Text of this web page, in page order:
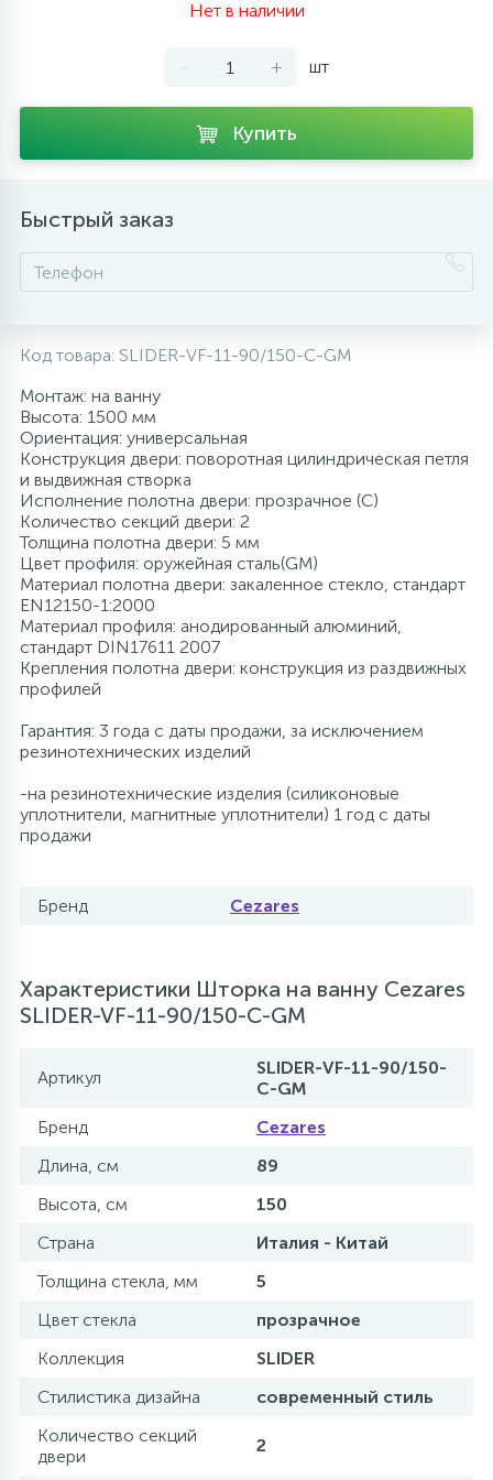
Душевые системы
Нет в наличии
- + шт
Купить
Быстрый заказ
Код товара: SLIDER-VF-11-90/150-C-GM
Монтаж: на ванну
Высота: 1500 мм
Ориентация: универсальная
Конструкция двери: поворотная цилиндрическая петля
и выдвижная створка
Исполнение полотна двери: прозрачное (C)
Количество секций двери: 2
Толщина полотна двери: 5 мм
Цвет профиля: оружейная сталь(GM)
Материал полотна двери: закаленное стекло, стандарт
EN12150-1:2000
Материал профиля: анодированный алюминий,
стандарт DIN17611 2007
Крепления полотна двери: конструкция из раздвижных
профилей
Гарантия: 3 года с даты продажи, за исключением
резинотехнических изделий
-на резинотехнические изделия (силиконовые
уплотнители, магнитные уплотнители) 1 год с даты
продажи
Бренд Cezares
Характеристики Шторка на ванну Cezares
SLIDER-VF-11-90/150-C-GM
Артикул
SLIDER-VF-11-90/150-
C-GM
Бренд
Cezares
Длина, см
89
Высота, см
150
Страна
Италия - Китай
Толщина стекла, мм
5
Цвет стекла
прозрачное
Коллекция
SLIDER
Стилистика дизайна
современный стиль
Количество секций
двери
2